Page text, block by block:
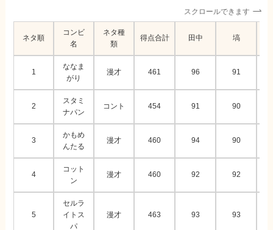
スクロールできます
ネタ順
コンビ
名
ネタ種
類
得点合計 田中 塙
1
ななま
がり
漫才 461 96 91
2
スタミ
ナパン
コント 454 91 90
3
かもめ
んたる
漫才 460 94 90
4
コット
ン
漫才 460 92 92
5
セルラ
イトス
パ
漫才 463 93 93